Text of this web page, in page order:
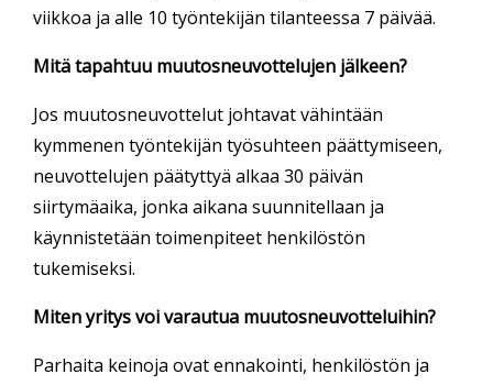
viikkoa ja alle 10 työntekijän tilanteessa 7 päivää.
Mitä tapahtuu muutosneuvottelujen jälkeen?
Jos muutosneuvottelut johtavat vähintään
kymmenen työntekijän työsuhteen päättymiseen,
neuvottelujen päätyttyä alkaa 30 päivän
siirtymäaika, jonka aikana suunnitellaan ja
käynnistetään toimenpiteet henkilöstön
tukemiseksi.
Miten yritys voi varautua muutosneuvotteluihin?
Parhaita keinoja ovat ennakointi, henkilöstön ja